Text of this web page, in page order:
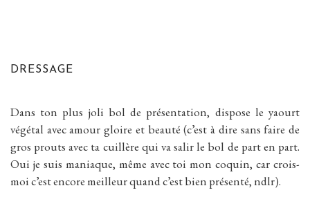
DRESSAGE
Dans ton plus joli bol de présentation, dispose le yaourt
végétal avec amour gloire et beauté (c’est à dire sans faire de
gros prouts avec ta cuillère qui va salir le bol de part en part.
Oui je suis maniaque, même avec toi mon coquin, car crois-
moi c’est encore meilleur quand c’est bien présenté, ndlr).